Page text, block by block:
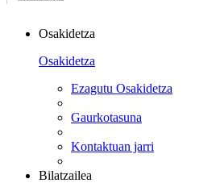
Osakidetza
Osakidetza
Ezagutu Osakidetza
Gaurkotasuna
Kontaktuan jarri
Bilatzailea